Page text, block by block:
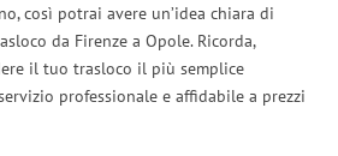
così potrai avere un’idea chiara di
da Firenze a Opole. Ricorda,
il tuo trasloco il più semplice
professionale e affidabile a prezzi